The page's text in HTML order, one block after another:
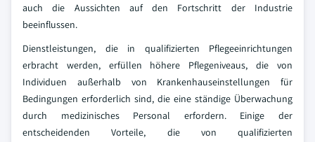
auch die Aussichten auf den Fortschritt der Industrie
beeinflussen.
Dienstleistungen, die in qualifizierten Pflegeeinrichtungen
erbracht werden, erfüllen höhere Pflegeniveaus, die von
Individuen außerhalb von Krankenhauseinstellungen für
Bedingungen erforderlich sind, die eine ständige Überwachung
durch medizinisches Personal erfordern. Einige der
entscheidenden Vorteile, die von qualifizierten